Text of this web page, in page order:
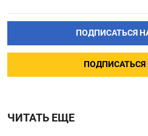
ПОДПИСАТЬСЯ
ПОДПИСАТЬСЯ
ЧИТАТЬ ЕЩЕ